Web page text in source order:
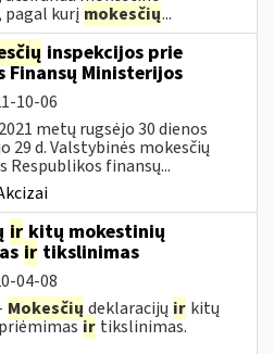
pagal kurį mokesčių...
inspekcijos prie
Finansų Ministerijos
10-06
metų rugsėjo 30 dienos
29 d. Valstybinės mokesčių
Respublikos finansų...
ir kitų mokestinių
ir tikslinimas
04-08
Mokesčių deklaracijų ir kitų
ir tikslinimas.